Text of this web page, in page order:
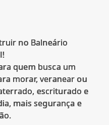
no Balneário
quem busca um
morar, veranear ou
escriturado e
mais segurança e